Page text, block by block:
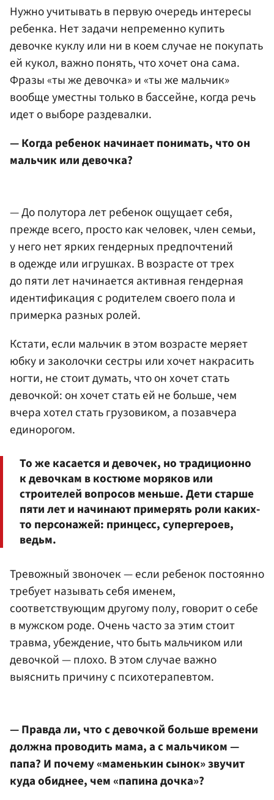
Нужно учитывать в первую очередь интересы
ребенка. Нет задачи непременно купить
девочке куклу или ни в коем случае не покупать
ей кукол, важно понять, что хочет она сама.
Фразы «ты же девочка» и «ты же мальчик»
вообще уместны только в бассейне, когда речь
идет о выборе раздевалки.
— Когда ребенок начинает понимать, что он
мальчик или девочка?
— До полутора лет ребенок ощущает себя,
прежде всего, просто как человек, член семьи,
у него нет ярких гендерных предпочтений
в одежде или игрушках. В возрасте от трех
до пяти лет начинается активная гендерная
идентификация с родителем своего пола и
примерка разных ролей.
Кстати, если мальчик в этом возрасте меряет
юбку и заколочки сестры или хочет накрасить
ногти, не стоит думать, что он хочет стать
девочкой: он хочет стать ей не больше, чем
вчера хотел стать грузовиком, а позавчера
единорогом.
То же касается и девочек, но традиционно
к девочкам в костюме моряков или
строителей вопросов меньше. Дети старше
пяти лет и начинают примерять роли каких-
то персонажей: принцесс, супергероев,
ведьм.
Тревожный звоночек — если ребенок постоянно
требует называть себя именем,
соответствующим другому полу, говорит о себе
в мужском роде. Очень часто за этим стоит
травма, убеждение, что быть мальчиком или
девочкой — плохо. В этом случае важно
выяснить причину с психотерапевтом.
— Правда ли, что с девочкой больше времени
должна проводить мама, а с мальчиком —
папа? И почему «маменькин сынок» звучит
куда обиднее, чем «папина дочка»?